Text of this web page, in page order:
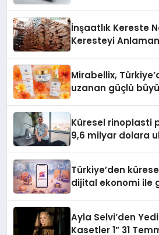
İnşaatlık Kereste
Keresteyi
Mirabellix,
uzanan güçlü
Küresel rinoplasti
9,6 milyar dolara
Türkiye’den
dijital ekonomi ile
Ayla Selvi’den Yedi
Kasetler 1” 31